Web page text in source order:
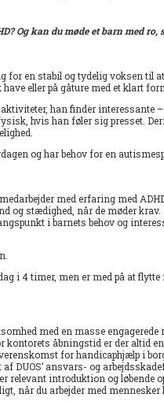
Og kan du møde et barn med
for en stabil og tydelig voksen til
eller på gåture med et klart
han finder interessante
hvis han føler sig presset.
og har behov for en
med erfaring med
og stædighed, når de møder
i barnets behov og
i 4 timer, men er med på at flytte
med en masse engagerede
åbningstid er der altid
for handicaphjælp i
af DUOS’ ansvars- og
relevant introduktion og løbende
når du arbejder med mennesker